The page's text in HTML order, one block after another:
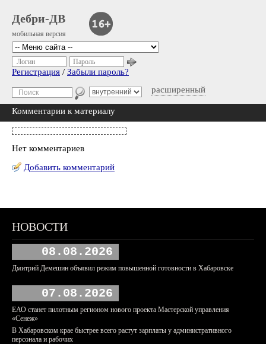
Дебри-ДВ
мобильная версия
расширенный
Логин Пароль
Регистрация / Забыли пароль?
Комментарии к материалу
Нет комментариев
Добавить комментарий
НОВОСТИ
08.08.2026
Дмитрий Демешин объявил режим повышенной готовности в Хабаровске
07.08.2026
ЕАО станет пилотным регионом нового проекта Мастерской управления
«Сенеж»
В Хабаровском крае быстрее всего растут зарплаты у административного
персонала и рабочих